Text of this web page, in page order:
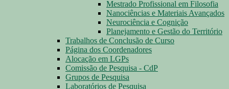
Mestrado Profissional em Filosofia
Nanociências e Materiais Avançados
Neurociência e Cognição
Planejamento e Gestão do Território
Trabalhos de Conclusão de Curso
Página dos Coordenadores
Alocação em LGPs
Comissão de Pesquisa - CdP
Grupos de Pesquisa
Laboratórios de Pesquisa